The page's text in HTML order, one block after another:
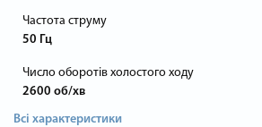
Частота струму
50 Гц
Число оборотів холостого ходу
2600 об/хв
Всі характеристики